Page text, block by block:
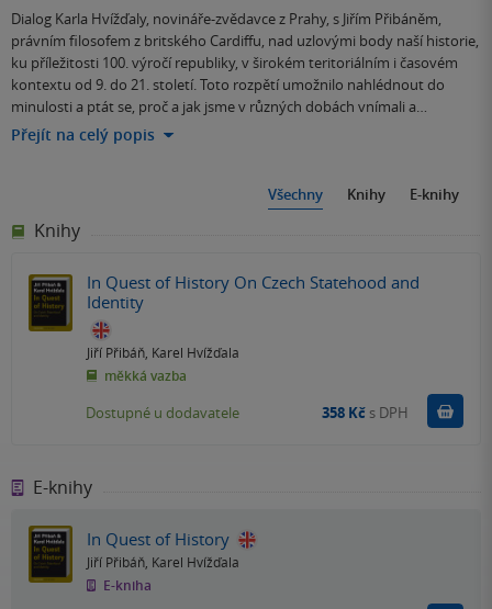
Dialog Karla Hvížďaly, novináře-zvědavce z Prahy, s Jiřím Přibáněm,
právním filosofem z britského Cardiffu, nad uzlovými body naší historie,
ku příležitosti 100. výročí republiky, v širokém teritoriálním i časovém
kontextu od 9. do 21. století. Toto rozpětí umožnilo nahlédnout do
minulosti a ptát se, proč a jak jsme v různých dobách vnímali a…
Přejít na celý popis
Všechny Knihy E-knihy
Knihy
In Quest of History On Czech Statehood and
Identity
Jiří Přibáň, Karel Hvížďala
měkká vazba
Dostupné u dodavatele 358 Kč s DPH
E-knihy
In Quest of History
Jiří Přibáň, Karel Hvížďala
E-kniha